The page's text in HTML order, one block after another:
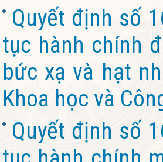
Quyết định số
tục hành chính
bức xạ và hạt
Khoa học và
Quyết định số